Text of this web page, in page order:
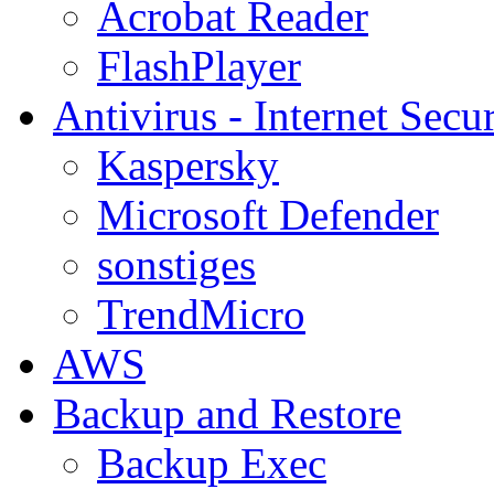
Acrobat Reader
FlashPlayer
Antivirus - Internet
Kaspersky
Microsoft Defender
sonstiges
TrendMicro
AWS
Backup and Restore
Backup Exec